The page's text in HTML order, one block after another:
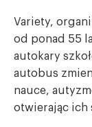
Variety,
od ponad 55
autokary
autobus
nauce,
otwierając ich